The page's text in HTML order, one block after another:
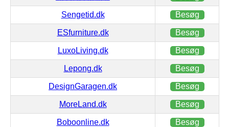
Sengetid.dk Besøg
ESfurniture.dk Besøg
LuxoLiving.dk Besøg
Lepong.dk Besøg
DesignGaragen.dk Besøg
MoreLand.dk Besøg
Boboonline.dk Besøg